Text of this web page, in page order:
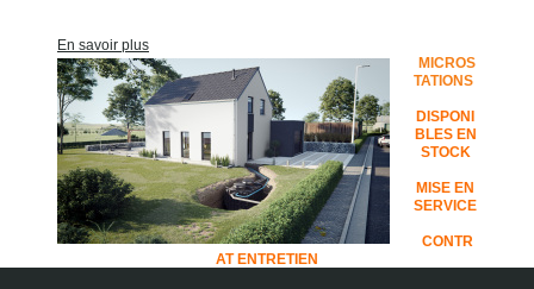
En savoir plus
MICROS
TATIONS
DISPONI
BLES EN
STOCK
MISE EN
SERVICE
CONTR
AT ENTRETIEN